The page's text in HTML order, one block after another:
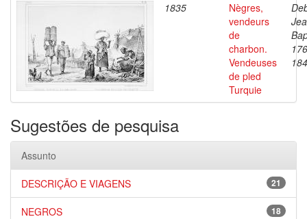
1835
Nègres,
vendeurs
de
charbon.
Vendeuses
de pled
Turquie
Sugestões de pesquisa
Assunto
21
DESCRIÇÃO E VIAGENS
18
NEGROS